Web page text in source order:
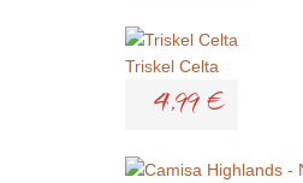
Triskel Celta
4,99 €